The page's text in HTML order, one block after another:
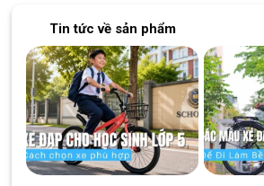
Tin tức về sản phẩm